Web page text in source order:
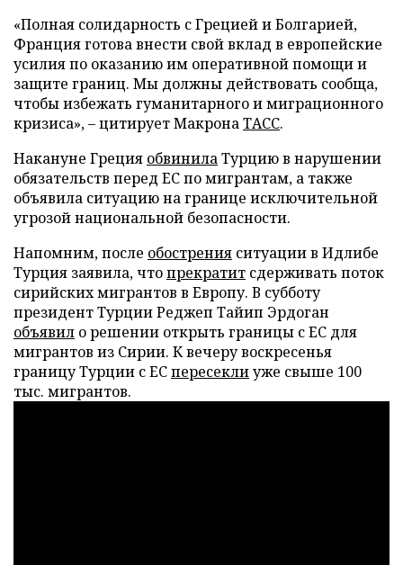
«Полная солидарность с Грецией и Болгарией,
Франция готова внести свой вклад в европейские
усилия по оказанию им оперативной помощи и
защите границ. Мы должны действовать сообща,
чтобы избежать гуманитарного и миграционного
кризиса», – цитирует МакронаТАСС.
Накануне Греция обвинилаТурцию в нарушении
обязательств перед ЕС по мигрантам, а также
объявила ситуацию на границе исключительной
угрозой национальной безопасности.
Напомним, после обострения ситуации в Идлибе
Турция заявила, чтопрекратит сдерживать поток
сирийских мигрантов в Европу. В субботу
президент Турции Реджеп Тайип Эрдоган
объявил о решении открыть границы с ЕС для
мигрантов из Сирии. К вечеру воскресенья
границу Турции с ЕСпересеклиуже свыше 100
тыс. мигрантов.